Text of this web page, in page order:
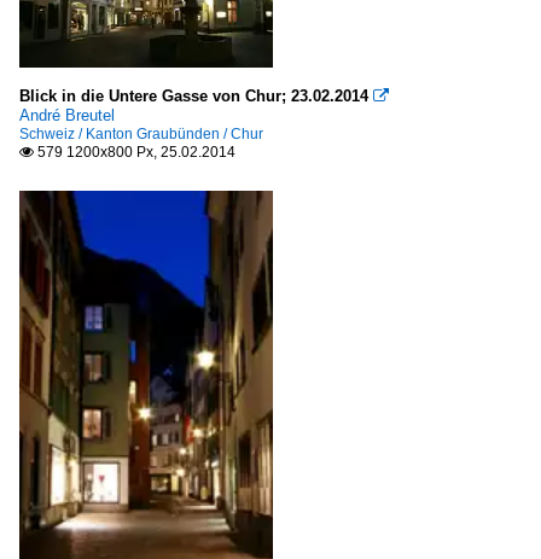
Blick in die Untere Gasse von Chur; 23.02.2014 
André Breutel
Schweiz / Kanton Graubünden / Chur
 579 1200x800 Px, 25.02.2014